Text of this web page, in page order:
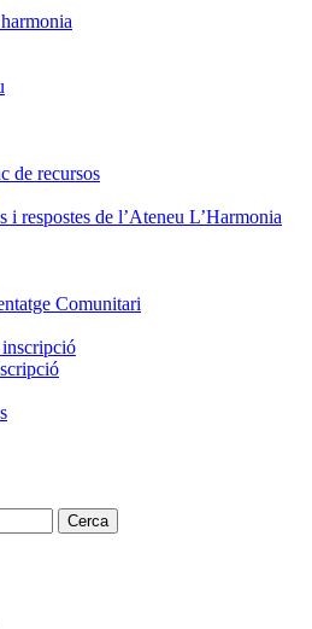
de recursos
i respostes de l’Ateneu L’Harmonia
Comunitari